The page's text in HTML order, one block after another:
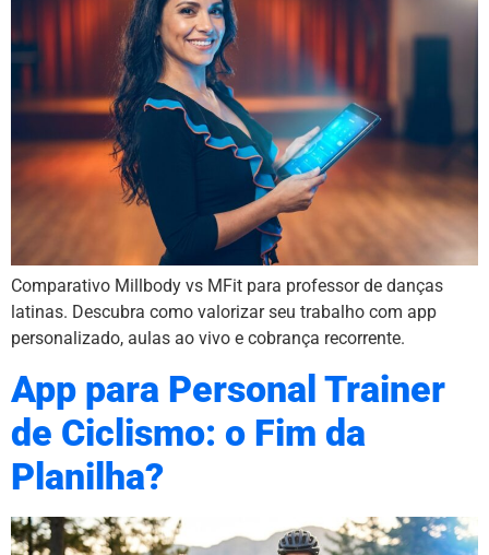
Comparativo Millbody vs MFit para professor de danças
latinas. Descubra como valorizar seu trabalho com app
personalizado, aulas ao vivo e cobrança recorrente.
App para Personal Trainer
de Ciclismo: o Fim da
Planilha?